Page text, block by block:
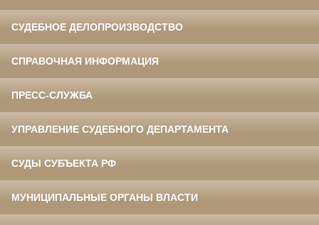
СУДЕБНОЕ ДЕЛОПРОИЗВОДСТВО
СПРАВОЧНАЯ ИНФОРМАЦИЯ
ПРЕСС-СЛУЖБА
УПРАВЛЕНИЕ СУДЕБНОГО ДЕПАРТАМЕНТА
СУДЫ СУБЪЕКТА РФ
МУНИЦИПАЛЬНЫЕ ОРГАНЫ ВЛАСТИ